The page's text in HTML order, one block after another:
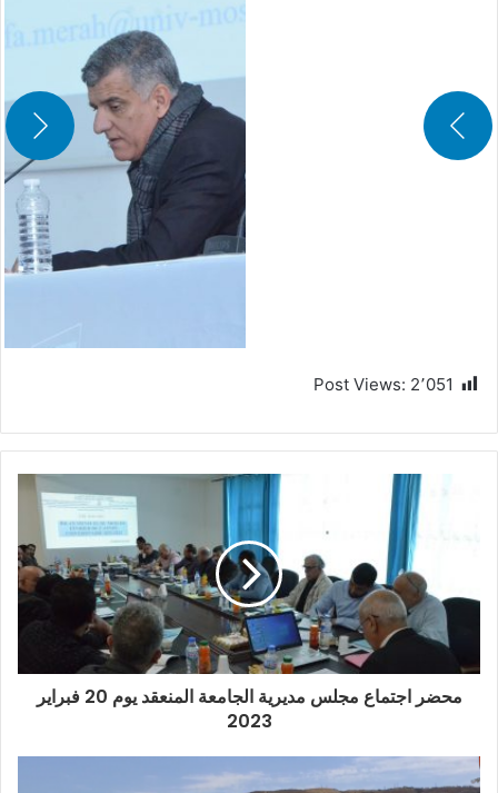
Post Views: 2٬051
محضر اجتماع مجلس مديرية الجامعة المنعقد يوم 20 فبراير
2023